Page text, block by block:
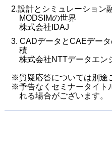
2.設計とシミュレーション
MODSIMの世界
株式会社IDAJ
3. CADデータとCAEデー
積
株式会社NTTデータエン
※質疑応答については別途
※予告なくセミナータイト
れる場合がございます。